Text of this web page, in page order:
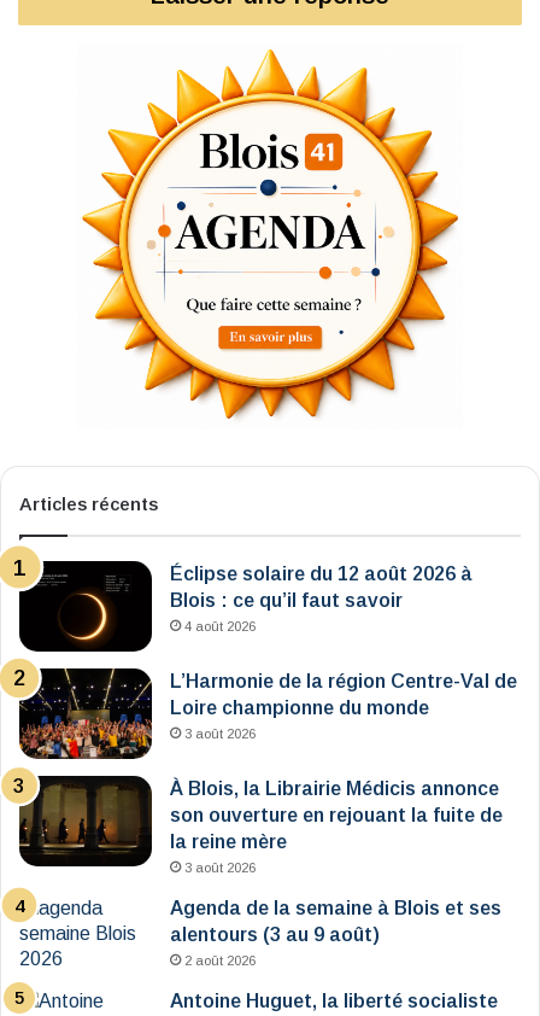
Articles récents
Éclipse solaire du 12 août 2026 à
Blois : ce qu’il faut savoir
4 août 2026
L’Harmonie de la région Centre-Val de
Loire championne du monde
3 août 2026
À Blois, la Librairie Médicis annonce
son ouverture en rejouant la fuite de
la reine mère
3 août 2026
Agenda de la semaine à Blois et ses
alentours (3 au 9 août)
2 août 2026
Antoine Huguet, la liberté socialiste